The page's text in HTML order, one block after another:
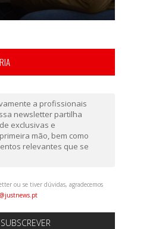
a profissionais
newsletter partilha
exclusivas e
mão, bem como
relevantes que se
ou se tiver dúvidas, agradecemos
SUBSCREVER